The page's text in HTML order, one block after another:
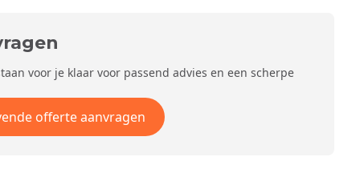
voor je klaar voor passend advies en een scherpe
offerte aanvragen